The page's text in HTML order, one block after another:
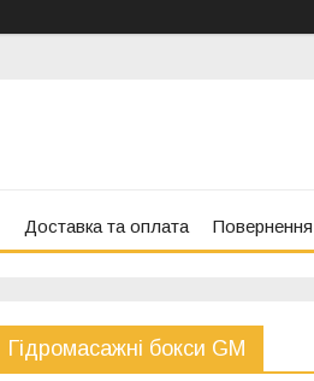
Доставка та оплата Повернення
Гідромасажні бокси GM